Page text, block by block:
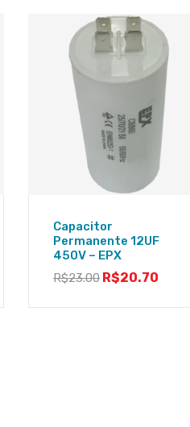
Capacitor
Permanente 12UF
450V – EPX
R$23.00 R$20.70